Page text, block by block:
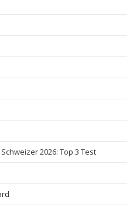
2026: Top 3 Test